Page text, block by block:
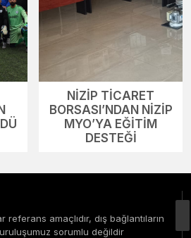
NİZİP TİCARET
BORSASI’NDAN NİZİP
MYO’YA EĞİTİM
DESTEĞİ
referans amaçlıdır, dış bağlantıların
sorumlu değildir